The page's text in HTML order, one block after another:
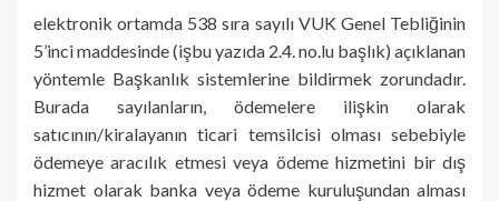
elektronik ortamda 538 sıra sayılı VUK Genel Tebliğinin
5’inci maddesinde (işbu yazıda 2.4. no.lu başlık) açıklanan
yöntemle Başkanlık sistemlerine bildirmek zorundadır.
Burada sayılanların, ödemelere ilişkin olarak
satıcının/kiralayanın ticari temsilcisi olması sebebiyle
ödemeye aracılık etmesi veya ödeme hizmetini bir dış
hizmet olarak banka veya ödeme kuruluşundan alması